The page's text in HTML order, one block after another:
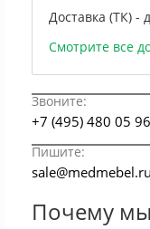
Доставка (ТК) -
Смотрите все
Звоните:
+7 (495) 480 05 96
Пишите:
sale@medmebel.ru
Почему